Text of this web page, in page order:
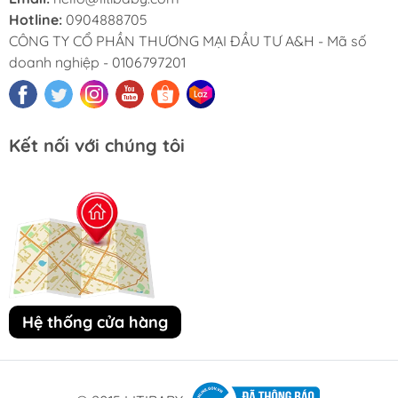
Hotline: 0904888705
CÔNG TY CỔ PHẦN THƯƠNG MẠI ĐẦU TƯ A&H - Mã số
doanh nghiệp - 0106797201
Kết nối với chúng tôi
Hệ thống cửa hàng